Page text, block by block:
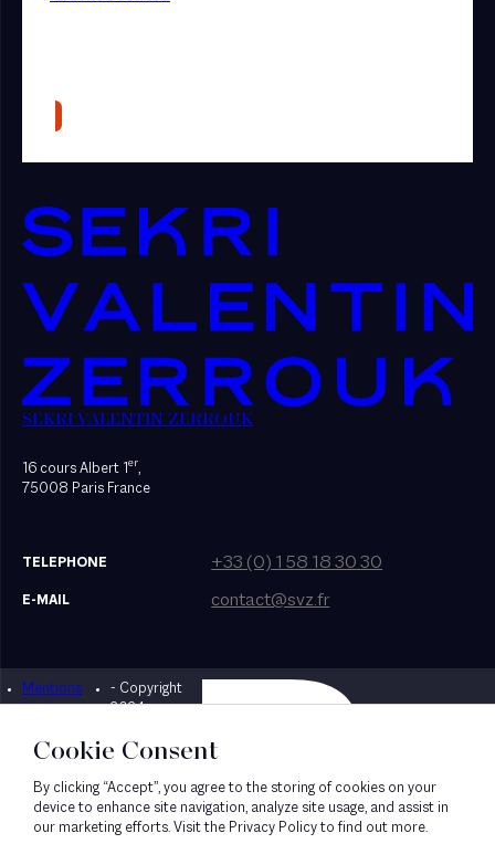
Presse
SEKRI VALENTIN ZERROUK
16 cours Albert 1er,
75008 Paris France
TELEPHONE +33 (0) 1 58 18 30 30
E-MAIL contact@svz.fr
Mentions
légales
- Copyright
2024
Designed by Bonhomme
Cookie Consent
By clicking “Accept”, you agree to the storing of cookies on your
device to enhance site navigation, analyze site usage, and assist in
our marketing efforts. Visit the Privacy Policy to find out more.